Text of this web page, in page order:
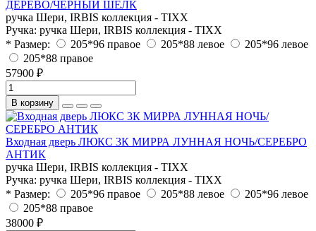
ДЕРЕВО/ЧЕРНЫЙ ШЕЛК
ручка Шери, IRBIS коллекция - TIXX
Ручка: ручка Шери, IRBIS коллекция - TIXX
* Размер:
205*96 правое 205*88 левое
205*96 левое
205*88 правое
57900 ₽
В корзину
Входная дверь ЛЮКС 3К МИРРА ЛУННАЯ НОЧЬ/СЕРЕБРО
АНТИК
ручка Шери, IRBIS коллекция - TIXX
Ручка: ручка Шери, IRBIS коллекция - TIXX
* Размер:
205*96 правое 205*88 левое
205*96 левое
205*88 правое
38000 ₽